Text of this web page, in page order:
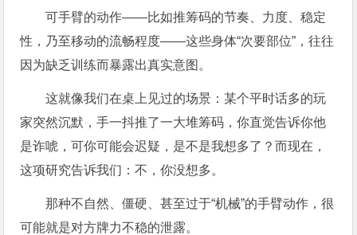
可手臂的动作——比如推筹码的节奏、力度、稳定
性，乃至移动的流畅程度——这些身体“次要部位”，往往
因为缺乏训练而暴露出真实意图。
这就像我们在桌上见过的场景：某个平时话多的玩
家突然沉默，手一抖推了一大堆筹码，你直觉告诉你他
是诈唬，可你可能会迟疑，是不是我想多了？而现在，
这项研究告诉我们：不，你没想多。
那种不自然、僵硬、甚至过于“机械”的手臂动作，很
可能就是对方牌力不稳的泄露。